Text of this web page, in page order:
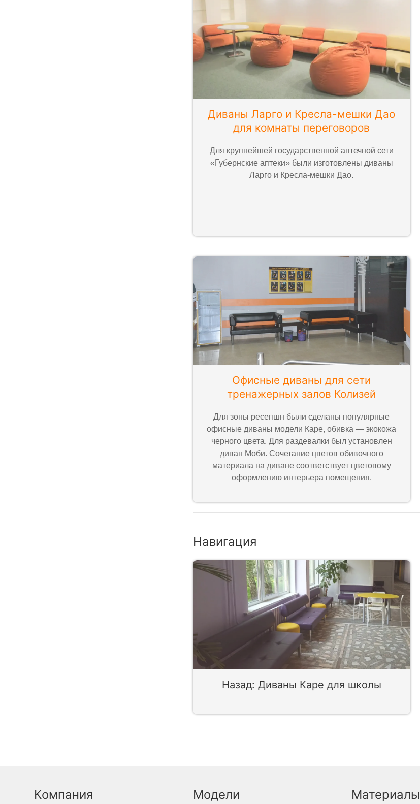
Диваны Ларго и Кресла-мешки Дао
для комнаты переговоров
Для крупнейшей государственной аптечной сети
«Губернские аптеки» были изготовлены диваны
Ларго и Кресла-мешки Дао.
Офисные диваны для сети
тренажерных залов Колизей
Для зоны ресепшн были сделаны популярные
офисные диваны модели Каре, обивка — экокожа
черного цвета. Для раздевалки был установлен
диван Моби. Сочетание цветов обивочного
материала на диване соответствует цветовому
оформлению интерьера помещения.
Навигация
Назад: Диваны Каре для школы
Компания Модели Материалы